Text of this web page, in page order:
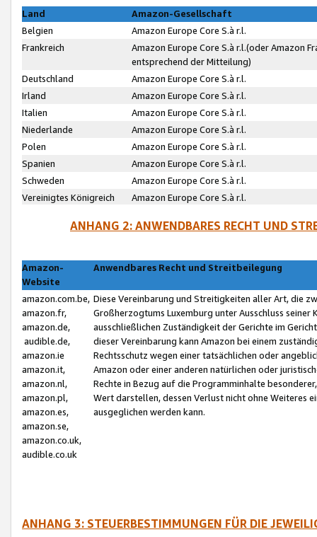
Land
Amazon-Gesellschaft
Belgien
Amazon Europe Core S.à r.l.
Frankreich
Amazon Europe Core S.à r.l.(oder Amazon
entsprechend der Mitteilung)
Deutschland
Amazon Europe Core S.à r.l.
Irland
Amazon Europe Core S.à r.l.
Italien
Amazon Europe Core S.à r.l.
Niederlande
Amazon Europe Core S.à r.l.
Polen
Amazon Europe Core S.à r.l.
Spanien
Amazon Europe Core S.à r.l.
Schweden
Amazon Europe Core S.à r.l.
Vereinigtes Königreich
Amazon Europe Core S.à r.l.
ANHANG 2: ANWENDBARES RECHT UND
Amazon-
Website
Anwendbares Recht und Streitbeilegung
amazon.com.be,
amazon.fr,
amazon.de,
audible.de,
amazon.ie
amazon.it,
amazon.nl,
amazon.pl,
amazon.es,
amazon.se,
amazon.co.uk,
audible.co.uk
Diese Vereinbarung und Streitigkeiten aller Art, die
Großherzogtums Luxemburg unter Ausschluss
ausschließlichen Zuständigkeit der Gerichte im
dieser Vereinbarung kann Amazon bei einem
Rechtsschutz wegen einer tatsächlichen oder
Amazon oder einer anderen natürlichen oder
Rechte in Bezug auf die Programminhalte
Wert darstellen, dessen Verlust nicht ohne Weiteres
ausgeglichen werden kann.
ANHANG 3: STEUERBESTIMMUNGEN FÜR DIE